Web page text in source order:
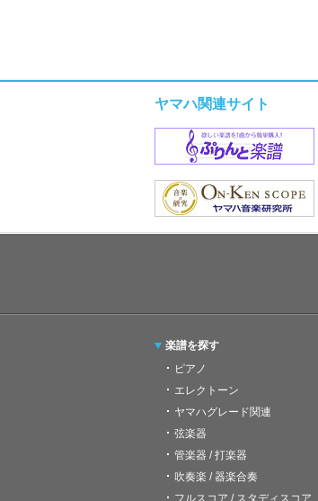
ヤマハ関連サイト
楽譜を探す
ピアノ
エレクトーン
ヤマハグレード関連
弦楽器
管楽器 / 打楽器
吹奏楽 / 器楽合奏
フルスコア / スタディスコア